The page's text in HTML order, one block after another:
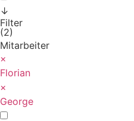
↓
Filter
(2)
Mitarbeiter
×
Florian
×
George